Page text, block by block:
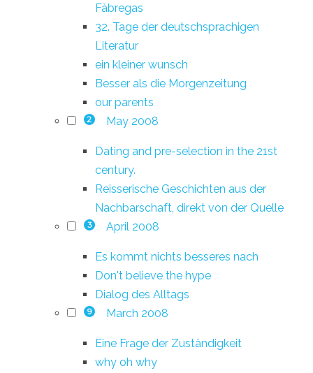
Fàbregas
32. Tage der deutschsprachigen
Literatur
ein kleiner wunsch
Besser als die Morgenzeitung
our parents
2 May 2008
Dating and pre-selection in the 21st
century.
Reisserische Geschichten aus der
Nachbarschaft, direkt von der Quelle
3 April 2008
Es kommt nichts besseres nach
Don't believe the hype
Dialog des Alltags
9 March 2008
Eine Frage der Zuständigkeit
why oh why